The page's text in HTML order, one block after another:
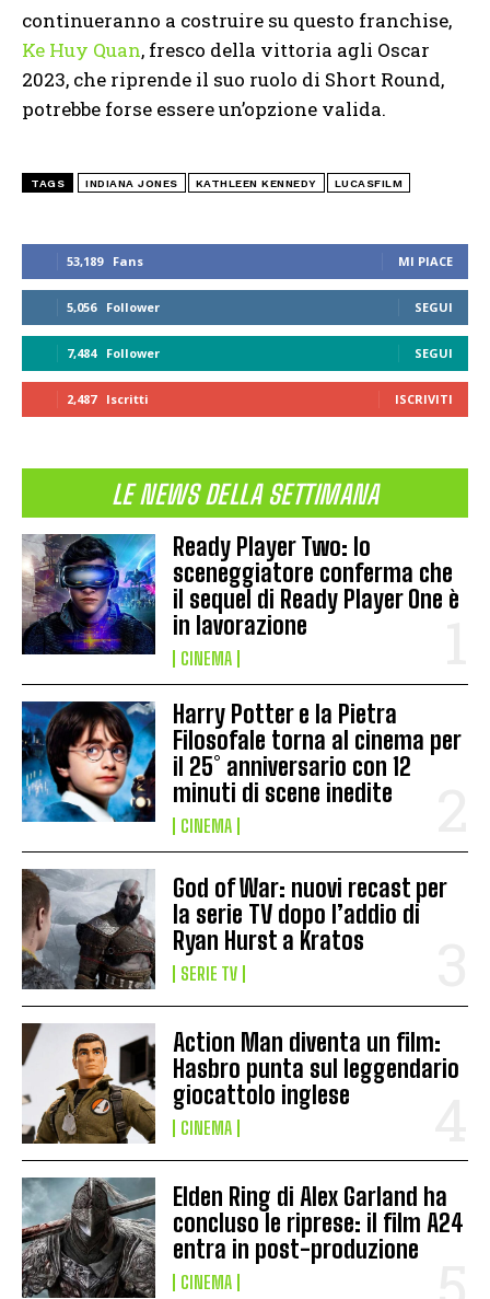
53,189 Fans MI PIACE
5,056 Follower SEGUI
7,484 Follower SEGUI
2,487 Iscritti ISCRIVITI
LE NEWS DELLA SETTIMANA
Ready Player Two: lo
sceneggiatore conferma che
il sequel di Ready Player One è
in lavorazione
CINEMA
Harry Potter e la Pietra
Filosofale torna al cinema per
il 25° anniversario con 12
minuti di scene inedite
CINEMA
God of War: nuovi recast per
la serie TV dopo l’addio di
Ryan Hurst a Kratos
SERIE TV
Action Man diventa un film:
Hasbro punta sul leggendario
giocattolo inglese
CINEMA
Elden Ring di Alex Garland ha
concluso le riprese: il film A24
entra in post-produzione
CINEMA
continueranno a costruire su questo franchise,
Ke Huy Quan, fresco della vittoria agli Oscar
2023, che riprende il suo ruolo di Short Round,
potrebbe forse essere un’opzione valida.
TAGS INDIANA JONES KATHLEEN KENNEDY LUCASFILM